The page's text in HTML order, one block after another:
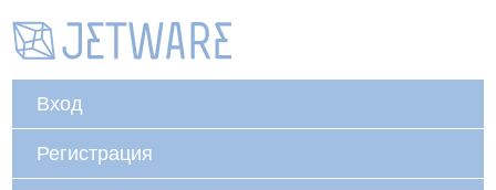
Вход
Регистрация